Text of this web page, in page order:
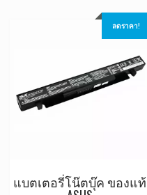
ลดราคา!
แบตเตอรี่โน๊ตบุ๊ค ของแท้